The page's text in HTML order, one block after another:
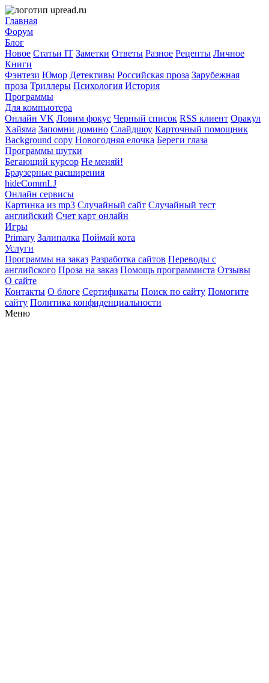
Главная
Форум
Блог
Новое Статьи IT Заметки Ответы Разное Рецепты Личное
Книги
Фэнтези Юмор Детективы Российская проза Зарубежная
проза Триллеры Психология История
Программы
Для компьютера
Онлайн VK Ловим фокус Черный список RSS клиент Оракул
Хайяма Запомни домино Слайдшоу Карточный помощник
Background copy Новогодняя елочка Береги глаза
Программы шутки
Бегающий курсор Не меняй!
Браузерные расширения
hideCommLJ
Онлайн сервисы
Картинка из mp3 Случайный сайт Случайный тест
английский Счет карт онлайн
Игры
Primary Залипалка Поймай кота
Услуги
Программы на заказ Разработка сайтов Переводы с
английского Проза на заказ Помощь программиста Отзывы
О сайте
Контакты О блоге Сертификаты Поиск по сайту Помогите
сайту Политика конфиденциальности
Меню